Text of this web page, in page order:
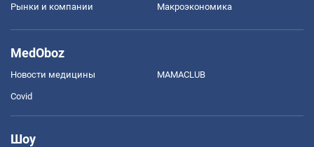
Рынки и компании Mакроэкономика
MedOboz
Новости медицины MAMACLUB
Covid
Шоу